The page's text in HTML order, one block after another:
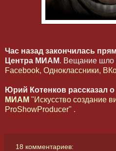
Час назад закончилась
Центра МИАМ. Вещание шло
Facebook, Одноклассники,
Юрий Котенков рассказал
МИАМ "Искусство создание
ProShowProducer" .
18 комментариев: